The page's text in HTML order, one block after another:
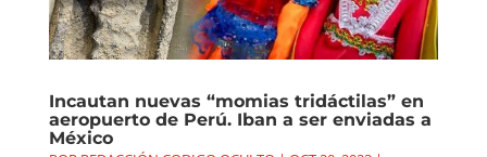
Incautan nuevas “momias tridáctilas” en
aeropuerto de Perú. Iban a ser enviadas a
México